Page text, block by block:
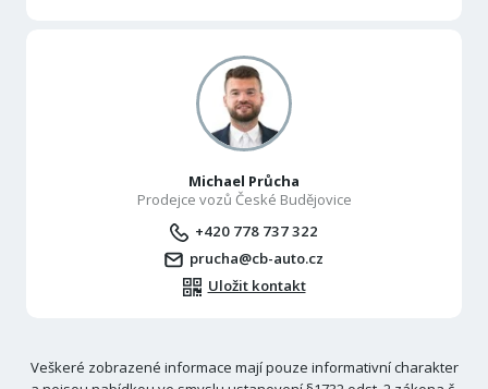
Michael Průcha
Prodejce vozů České Budějovice
+420 778 737 322
prucha@cb-auto.cz
Uložit kontakt
Veškeré zobrazené informace mají pouze informativní charakter